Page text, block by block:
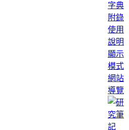
字典
附錄
使用
說明
顯示
模式
網站
導覽